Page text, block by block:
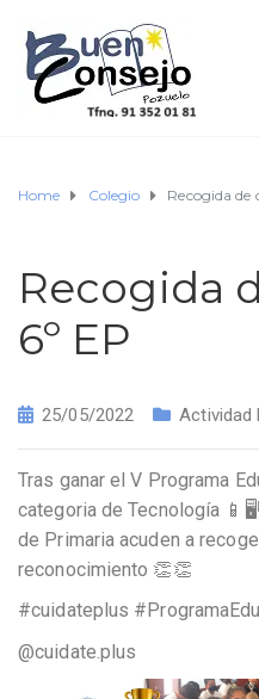
Home Colegio Recogida de
Recogida
6º EP
25/05/2022 Actividad
Tras ganar el V Programa
categoria de Tecnología
de Primaria acuden a
reconocimiento 👏👏
#cuidateplus
@cuidate.plus